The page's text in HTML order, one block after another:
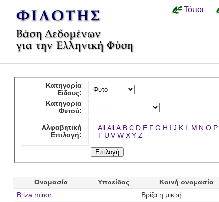
Τόποι
Κατηγορία
Είδους:
Κατηγορία
Φυτού:
Αλφαβητική
Επιλογή:
All All A B C D E F G H I J K L M N O P
T U V W X Y Z
Ονομασία Υποείδος
Κοινή ονομασία
Briza minor
Βρίζα η μικρή